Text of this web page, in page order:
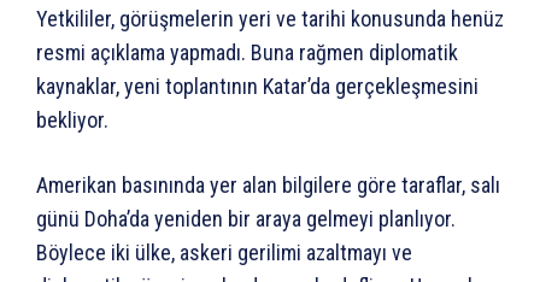
Yetkililer, görüşmelerin yeri ve tarihi konusunda henüz
resmi açıklama yapmadı. Buna rağmen diplomatik
kaynaklar, yeni toplantının Katar’da gerçekleşmesini
bekliyor.
Amerikan basınında yer alan bilgilere göre taraflar, salı
günü Doha’da yeniden bir araya gelmeyi planlıyor.
Böylece iki ülke, askeri gerilimi azaltmayı ve